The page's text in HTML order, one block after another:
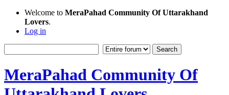
Welcome to MeraPahad Community Of Uttarakhand
Lovers.
Log in
MeraPahad Community Of